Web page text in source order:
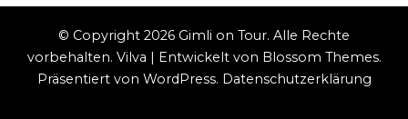
© Copyright 2026 Gimli on Tour. Alle Rechte
vorbehalten. Vilva | Entwickelt von Blossom Themes.
Präsentiert von WordPress. Datenschutzerklärung